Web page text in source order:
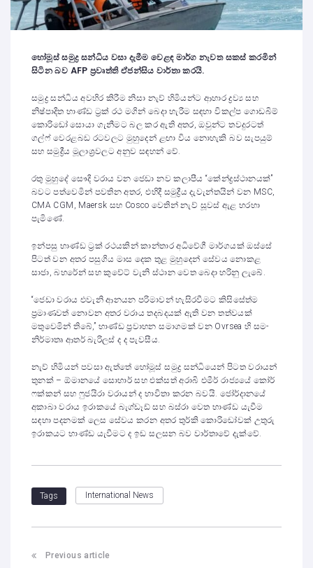
හෝමූස් සමුද්‍ර සන්ධිය වසා දැමීම වෙළඳ මාර්ග නැවත සකස් කරමින්
සිටින බව AFP ප්‍රවෘත්ති ඒජන්සිය වාර්තා කරයි.
සමුද්‍ර සන්ධිය අවහිර කිරීම නිසා නැව් හිමියන්ට ආහාර ද්‍රව්‍ය සහ
නිෂ්පාදිත භාණ්ඩ ට්‍රක් රථ මගින් බෙදා හැරීම සඳහා විකල්ප ගොඩබිම්
කොරිඩෝ සොයා ගැනීමට බල කර ඇති අතර, ඔවුන්ට තවදුරටත්
ගල්ෆ් වෙරළබඩ රටවලට මුහුදෙන් ළඟා විය නොහැකි බව සැපයුම්
සහ සමුද්‍රීය මූලාශ්‍රවලට අනුව සඳහන් වේ.
රතු මුහුදේ සෞදි වරාය වන ජෙඩා නව කලාපීය “කේන්ද්‍රස්ථානයක්”
බවට පත්වෙමින් පවතින අතර, එහිදී සමුද්‍රීය දැවැන්තයින් වන MSC,
CMA CGM, Maersk සහ Cosco වෙතින් නැව් සූවස් ඇළ හරහා
පැමිණේ.
ඉන්පසු භාණ්ඩ ට්‍රක් රථයකින් කාන්තාර අධිවේගී මාර්ගයක් ඔස්සේ
පිටත් වන අතර පසුගිය මාස දෙක තුළ මුහුදෙන් සේවය නොකළ
සාජා, බහරේන් සහ කුවේට් වැනි ස්ථාන වෙත බෙදා හරිනු ලැබේ.
“ජෙඩා වරාය එවැනි ආනයන පරිමාවන් හැසිරවීමට කිසිසේත්ම
ප්‍රමාණවත් නොවන අතර වරාය තදබදයක් ඇති වන තත්වයක්
මතුවෙමින් තිබේ,” භාණ්ඩ ප්‍රවාහන සමාගමක් වන Ovrsea හි සම-
නිර්මාතෘ ආතර් බැරිලස් ද ද පැවසීය.
නැව් හිමියන් පවසා ඇත්තේ හෝමූස් සමුද්‍ර සන්ධියෙන් පිටත වරායන්
තුනක් – ඕමානයේ සොහාර් සහ එක්සත් අරාබි එමීර් රාජ්‍යයේ කෝර්
ෆක්කන් සහ ෆුජයිරා වරායන් ද භාවිතා කරන බවයි. ජෝර්දානයේ
අකාබා වරාය ඉරාකයේ බැග්ඩෑඩ් සහ බස්රා වෙත භාණ්ඩ යැවීම
සඳහා පදනමක් ලෙස සේවය කරන අතර තුර්කි කොරිඩෝවක් උතුරු
ඉරාකයට භාණ්ඩ යැවීමට ද ඉඩ සලසන බව වාර්තාවේ දැක්වේ.
Tags International News
Previous article